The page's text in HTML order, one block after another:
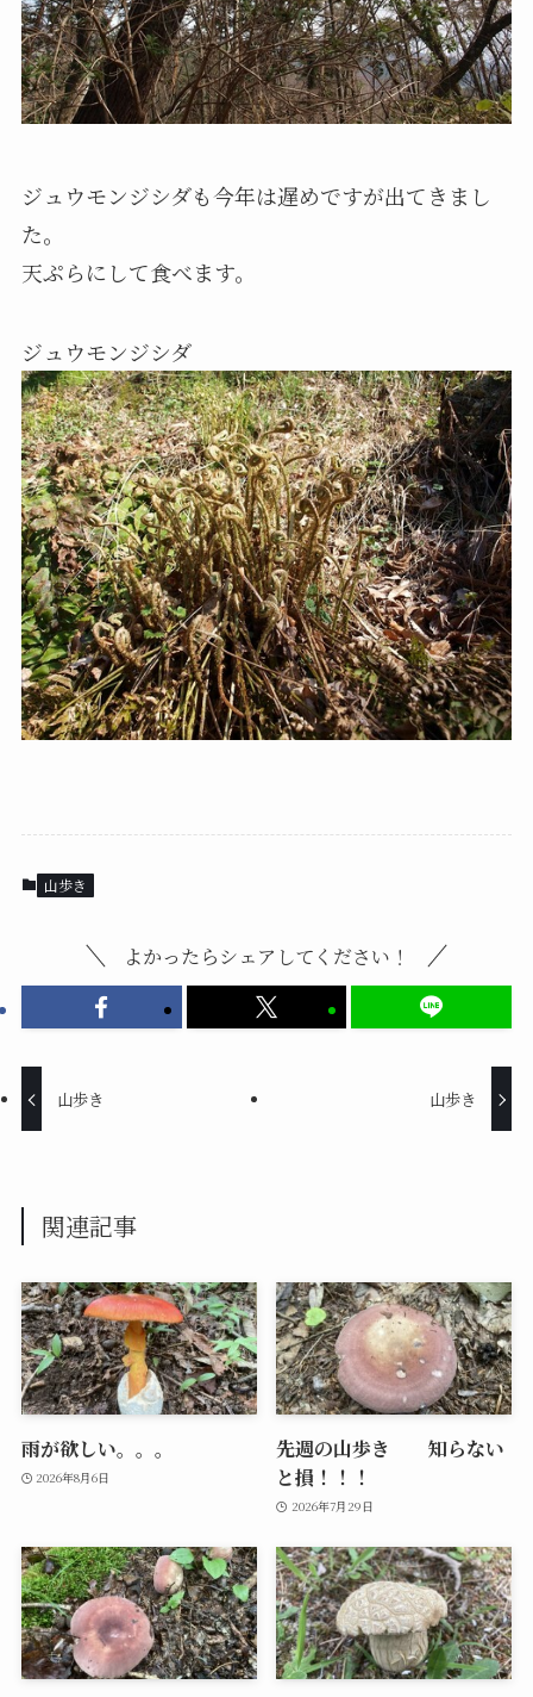
ジュウモンジシダも今年は遅めですが出てきまし
た。
天ぷらにして食べます。
ジュウモンジシダ
山歩き
よかったらシェアしてください！
山歩き 山歩き
関連記事
雨が欲しい。。。
2026年8月6日
先週の山歩き 知らない
と損！！！
2026年7月29日